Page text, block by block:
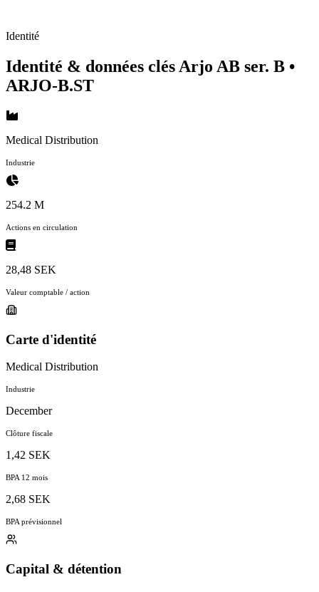
Identité
Identité & données clés Arjo AB ser. B •
ARJO-B.ST
Medical Distribution
Industrie
254.2 M
Actions en circulation
28,48 SEK
Valeur comptable / action
Carte d'identité
Medical Distribution
Industrie
December
Clôture fiscale
1,42 SEK
BPA 12 mois
2,68 SEK
BPA prévisionnel
Capital & détention